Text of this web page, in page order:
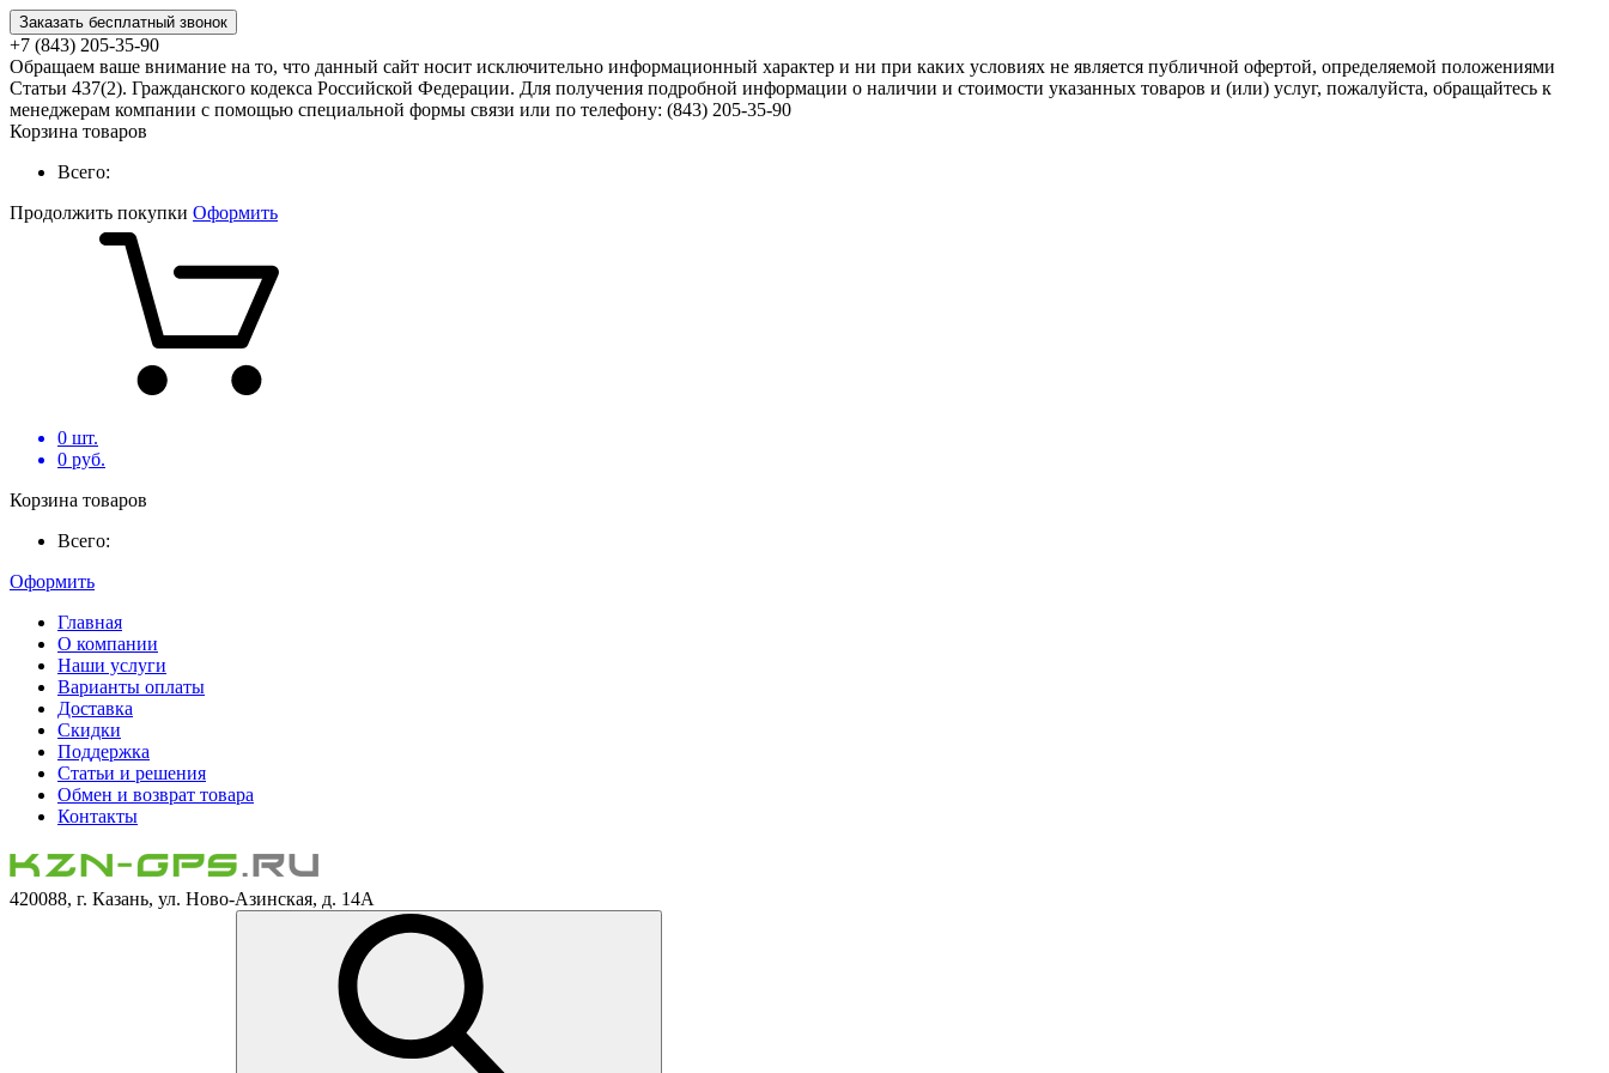
Заказать бесплатный звонок
+7 (843) 205-35-90
Обращаем ваше внимание на то, что данный сайт носит исключительно информационный характер и ни при каких условиях не является публичной офертой, определяемой положениями
Статьи 437(2). Гражданского кодекса Российской Федерации. Для получения подробной информации о наличии и стоимости указанных товаров и (или) услуг, пожалуйста, обращайтесь к
менеджерам компании с помощью специальной формы связи или по телефону: (843) 205-35-90
Корзина товаров
Всего:
Продолжить покупки Оформить
0 шт.
0 руб.
Корзина товаров
Всего:
Оформить
Главная
О компании
Наши услуги
Варианты оплаты
Доставка
Скидки
Поддержка
Статьи и решения
Обмен и возврат товара
Контакты
420088, г. Казань, ул. Ново-Азинская, д. 14А